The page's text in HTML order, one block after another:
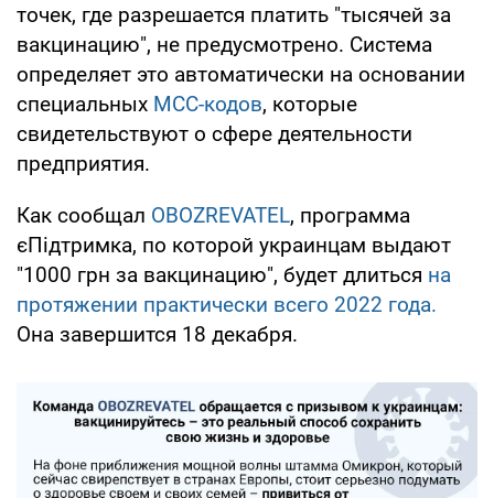
точек, где разрешается платить "тысячей за
вакцинацию", не предусмотрено. Система
определяет это автоматически на основании
специальных MCC-кодов, которые
свидетельствуют о сфере деятельности
предприятия.
Как сообщал OBOZREVATEL, программа
єПідтримка, по которой украинцам выдают
"1000 грн за вакцинацию", будет длиться на
протяжении практически всего 2022 года.
Она завершится 18 декабря.